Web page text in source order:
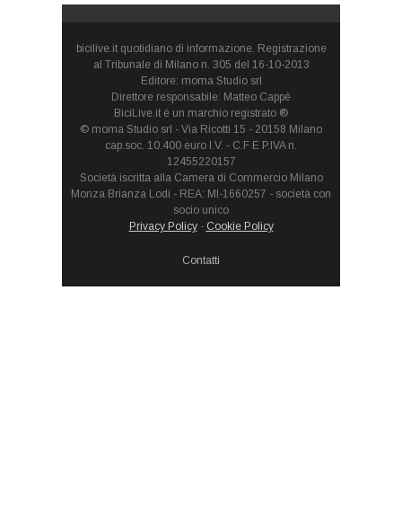
bicilive.it quotidiano di informazione. Registrazione
al Tribunale di Milano n. 305 del 16-10-2013
Editore: moma Studio srl
Direttore responsabile: Matteo Cappè
BiciLive.it è un marchio registrato ®
© moma Studio srl - Via Ricotti 15 - 20158 Milano
cap.soc. 10.400 euro I.V. - C.F E P.IVA n.
12455220157
Società iscritta alla Camera di Commercio Milano
Monza Brianza Lodi - REA: MI-1660257 - società con
socio unico
Privacy Policy- Cookie Policy
Contatti